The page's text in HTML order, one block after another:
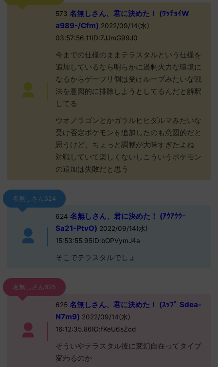
573 名無しさん、君に決めた！ (ﾜｯﾁｮｲW
a989-/Cfm) 2022/09/14(水)
03:57:56.11ID:7JJmG99J0
今までの仕様のままテラスタルという仕様を
追加しているなら明らかに過剰火力な環境に
なるからゲーフリ側は受けループみたいな戦
法を意図的に排除しようとしてるんだと解釈
してる
ウオノラゴンとかガラルヒヒダルマみたいな
受け否定ポケモンを追加したのも意図的だと
思うけど、ちょっと調整が大味すぎたよね
対戦していて楽しくないしこういうポケモン
の追加は失敗だと思う
名無しさん624
624 名無しさん、君に決めた！ (ｱｳｱｳｳｰ
Sa21-PtvO) 2022/09/14(水)
15:53:55.95ID:bOPVymJ4a
そこでテラスタルでしょ
名無しさん625
625名無しさん、君に決めた！ (ｽｯﾌﾟ Sdea-
N7m9) 2022/09/14(水)
16:12:35.86ID:fKeU6sZcd
そういやテラスタル後に変幻自在ってタイプ
変わるのか